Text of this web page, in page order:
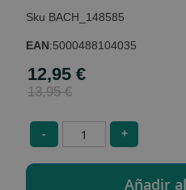
BACH_148585
EAN:5000488104035
Special
Price
12,95 €
13,95 €
- +